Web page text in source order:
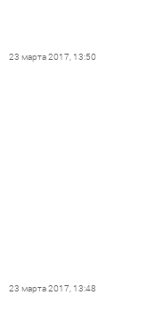
23 марта 2017, 13:50
23 марта 2017, 13:48